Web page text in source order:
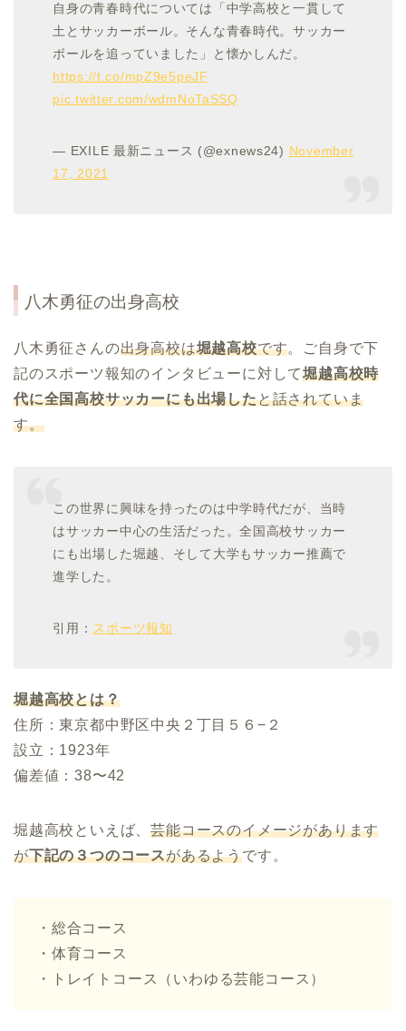
自身の青春時代については「中学高校と一貫して
土とサッカーボール。そんな青春時代。サッカー
ボールを追っていました」と懐かしんだ。
https://t.co/mpZ9e5peJF
pic.twitter.com/wdmNoTaSSQ
— EXILE 最新ニュース (@exnews24) November
17, 2021
八木勇征の出身高校
八木勇征さんの出身高校は堀越高校です。ご自身で下
記のスポーツ報知のインタビューに対して堀越高校時
代に全国高校サッカーにも出場したと話されていま
す。
この世界に興味を持ったのは中学時代だが、当時
はサッカー中心の生活だった。全国高校サッカー
にも出場した堀越、そして大学もサッカー推薦で
進学した。
引用： スポーツ報知
堀越高校とは？
住所：東京都中野区中央２丁目５６−２
設立：1923年
偏差値：38〜42
堀越高校といえば、芸能コースのイメージがあります
が下記の３つのコースがあるようです。
・総合コース
・体育コース
・トレイトコース（いわゆる芸能コース）